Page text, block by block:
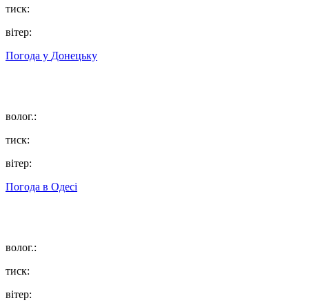
тиск:
вітер:
Погода у Донецьку
волог.:
тиск:
вітер:
Погода в Одесі
волог.:
тиск:
вітер: